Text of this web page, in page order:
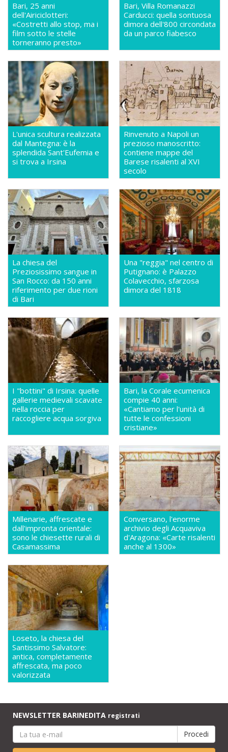
Bari, 25 anni
dell'Airiciclotteri:
«Costretti allo stop, ma i
film sotto le stelle
torneranno presto»
Bari, Villa Romanazzi
Carducci: quella sontuosa
dimora dell'800 circondata
da un parco fiabesco
L'unica scultura realizzata
dal Mantegna: è la
splendida Sant'Eufemia e
si trova a Irsina
Rinvenuto a Napoli un
prezioso manoscritto:
contiene mappe del
Barese risalenti al XVI
secolo
La chiesa del
Preziosissimo sangue in
San Rocco: da 150 anni
riferimento per due rioni
di Bari
Una "reggia" nel centro di
Putignano: è Palazzo
Colavecchio, sfarzosa
dimora del 1818
I "bottini" di Irsina: quelle
gallerie medievali scavate
nella roccia per
raccogliere acqua sorgiva
Bari, la Corale ecumenica
compie 40 anni:
«Cantiamo per l'unità di
tutte le confessioni
cristiane»
Millenarie, affrescate e
dall'impronta orientale:
sono le chiesette rurali di
Casamassima
Conversano, l'enorme
archivio degli Acquaviva
d'Aragona: «Carte risalenti
anche al 1300»
Loseto, la chiesa del
Santissimo Salvatore:
antica, completamente
affrescata, ma poco
valorizzata
NEWSLETTER BARINEDITA registrati